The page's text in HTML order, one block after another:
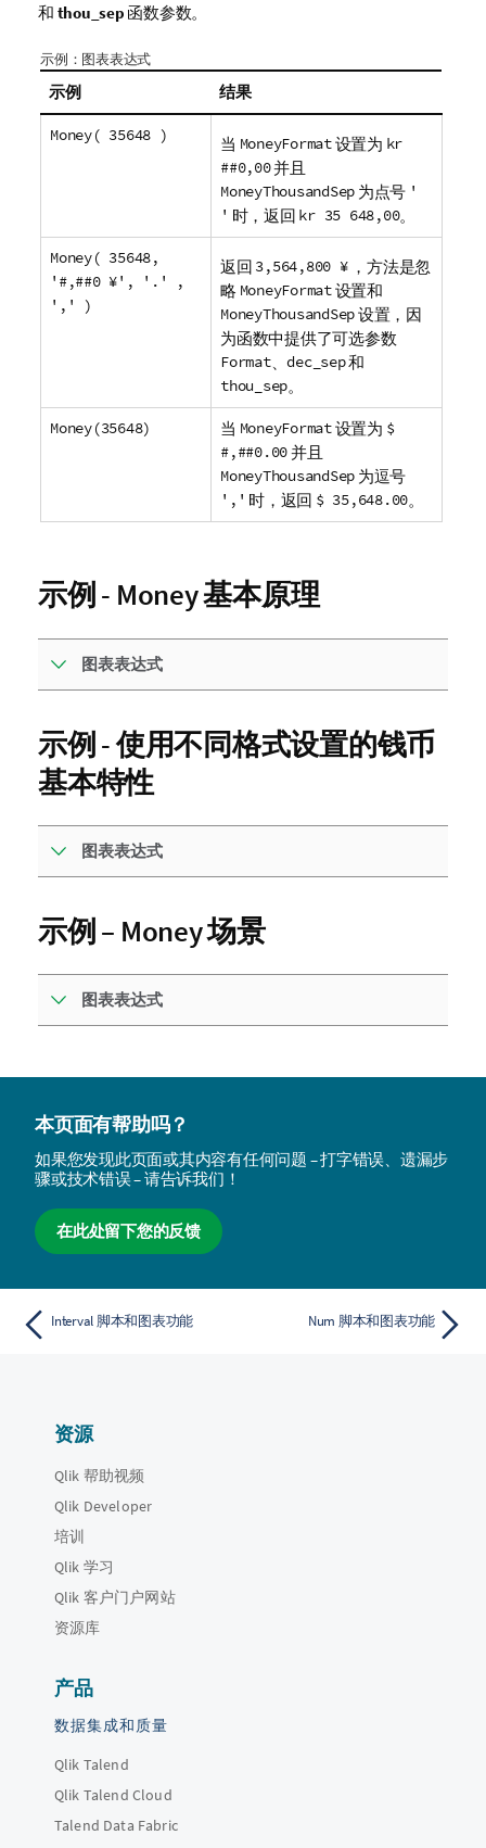
和 thou_sep 函数参数。
示例：图表表达式
示例 结果
Money( 35648 ) 当 MoneyFormat设置为 kr
##0,00并且
MoneyThousandSep 为点号 '
' 时，返回 kr 35 648,00。
Money( 35648,
'#,##0 ¥', '.' ,
',' )
返回 3,564,800 ¥，方法是忽
略 MoneyFormat设置和
MoneyThousandSep设置，因
为函数中提供了可选参数
Format、dec_sep和
thou_sep。
Money(35648) 当 MoneyFormat设置为 $
#,##0.00并且
MoneyThousandSep 为逗号
',' 时，返回 $ 35,648.00。
示例 - Money 基本原理
图表表达式
示例 - 使用不同格式设置的钱币
基本特性
图表表达式
示例 – Money 场景
图表表达式
本页面有帮助吗？
如果您发现此页面或其内容有任何问题 – 打字错误、遗漏步
骤或技术错误 – 请告诉我们！
在此处留下您的反馈
Interval 脚本和图表功能 Num 脚本和图表功能
资源
Qlik 帮助视频
Qlik Developer
培训
Qlik 学习
Qlik 客户门户网站
资源库
产品
数据集成和质量
Qlik Talend
Qlik Talend Cloud
Talend Data Fabric